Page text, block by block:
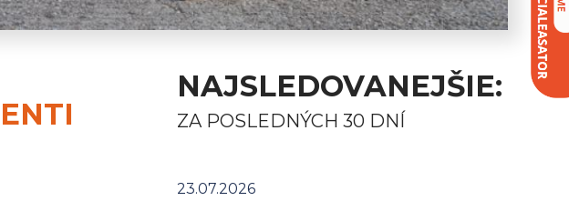
NAJSLEDOVANEJŠIE:
ZA POSLEDNÝCH 30 DNÍ
23.07.2026